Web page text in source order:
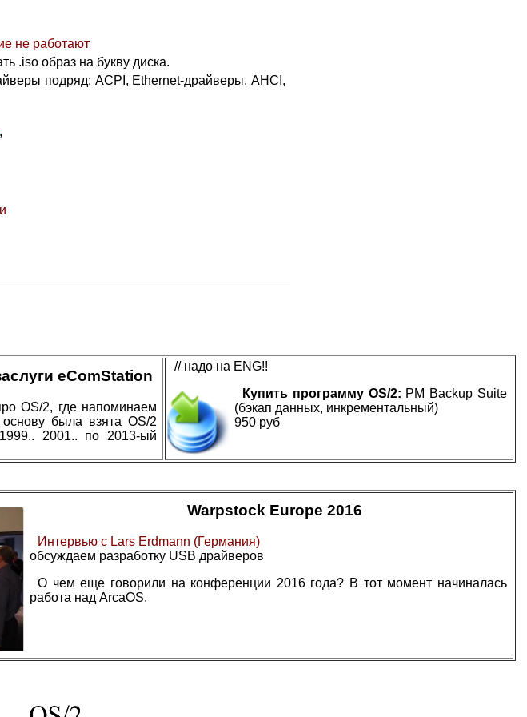
не работают
.iso образ на букву диска.
подряд: ACPI, Ethernet-драйверы, AHCI,
,
eComStation
OS/2, где напоминаем
была взята OS/2
2001.. по 2013-ый
// надо на ENG!!
Купить программу OS/2: PM Backup Suite
(бэкап данных, инкрементальный)
950 руб
Warpstock Europe 2016
Интервью с Lars Erdmann (Германия)
обсуждаем разработку USB драйверов
О чем еще говорили на конференции 2016 года? В тот момент начиналась
работа над ArcaOS.